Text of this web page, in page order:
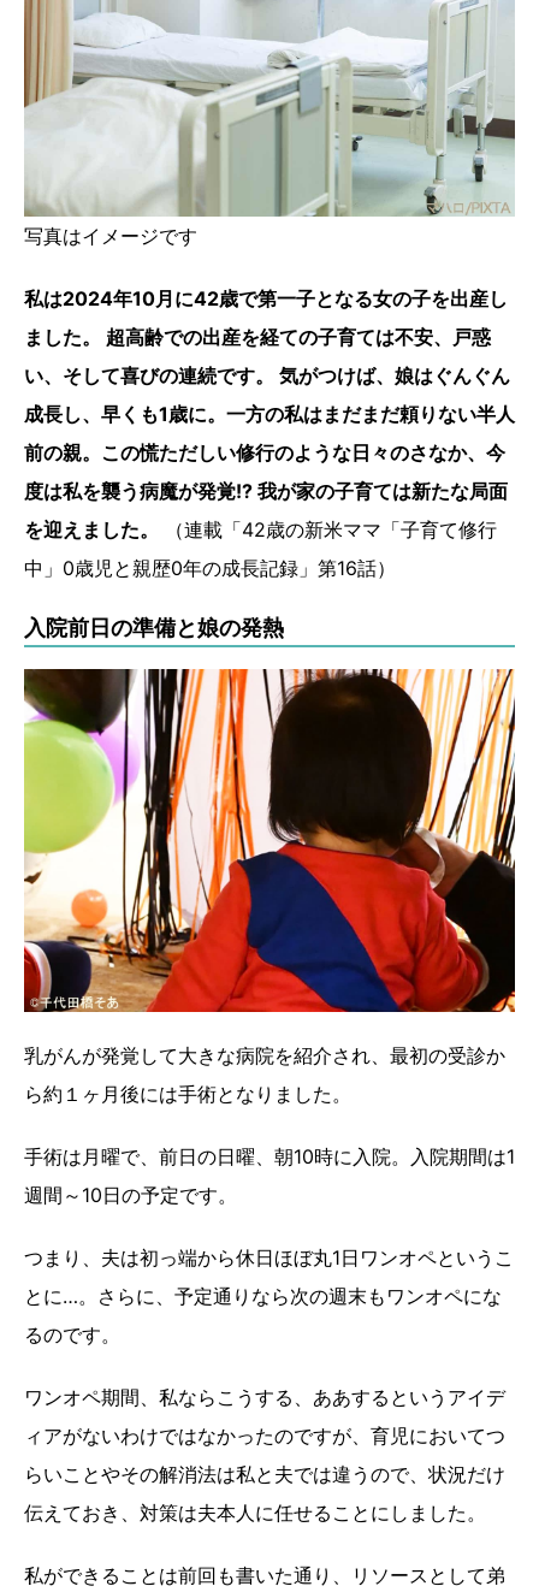
写真はイメージです
私は2024年10月に42歳で第一子となる女の子を出産し
ました。 超高齢での出産を経ての子育ては不安、戸惑
い、そして喜びの連続です。 気がつけば、娘はぐんぐん
成長し、早くも1歳に。一方の私はまだまだ頼りない半人
前の親。この慌ただしい修行のような日々のさなか、今
度は私を襲う病魔が発覚!? 我が家の子育ては新たな局面
を迎えました。
（連載「42歳の新米ママ「子育て修行
中」0歳児と親歴0年の成長記録」第16話）
入院前日の準備と娘の発熱
乳がんが発覚して大きな病院を紹介され、最初の受診か
ら約１ヶ月後には手術となりました。
手術は月曜で、前日の日曜、朝10時に入院。入院期間は1
週間～10日の予定です。
つまり、夫は初っ端から休日ほぼ丸1日ワンオペというこ
とに…。さらに、予定通りなら次の週末もワンオペにな
るのです。
ワンオペ期間、私ならこうする、ああするというアイデ
ィアがないわけではなかったのですが、育児においてつ
らいことやその解消法は私と夫では違うので、状況だけ
伝えておき、対策は夫本人に任せることにしました。
私ができることは前回も書いた通り、リソースとして弟